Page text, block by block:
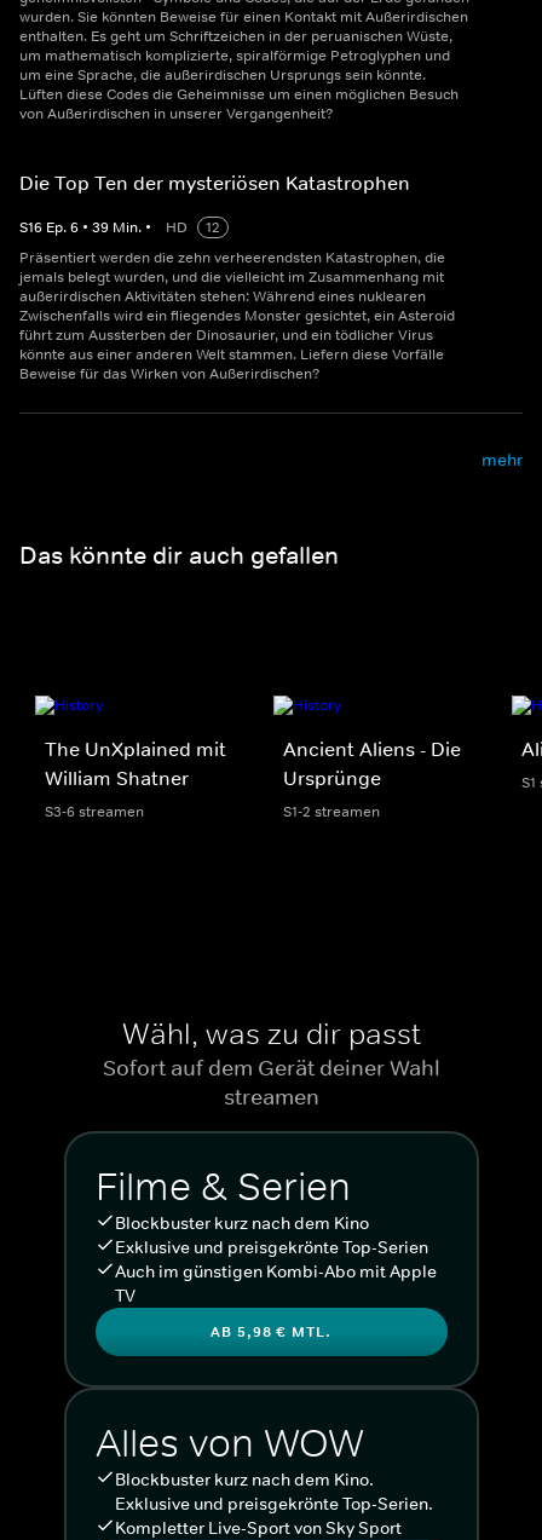
wurden. Sie könnten Beweise für einen Kontakt mit Außerirdischen
enthalten. Es geht um Schriftzeichen in der peruanischen Wüste,
um mathematisch komplizierte, spiralförmige Petroglyphen und
um eine Sprache, die außerirdischen Ursprungs sein könnte.
Lüften diese Codes die Geheimnisse um einen möglichen Besuch
von Außerirdischen in unserer Vergangenheit?
Die Top Ten der mysteriösen Katastrophen
S16 Ep.6 • 39 Min. • HD
12
Präsentiert werden die zehn verheerendsten Katastrophen, die
jemals belegt wurden, und die vielleicht im Zusammenhang mit
außerirdischen Aktivitäten stehen: Während eines nuklearen
Zwischenfalls wird ein fliegendes Monster gesichtet, ein Asteroid
führt zum Aussterben der Dinosaurier, und ein tödlicher Virus
könnte aus einer anderen Welt stammen. Liefern diese Vorfälle
Beweise für das Wirken von Außerirdischen?
mehr
Das könnte dir auch gefallen
The UnXplained mit
William Shatner
S3-6 streamen
Ancient Aliens - Die
Ursprünge
S1-2 streamen
Wähl, was zu dir passt
Sofort auf dem Gerät deiner Wahl
streamen
Filme & Serien
Blockbuster kurz nach dem Kino
Exklusive und preisgekrönte Top-Serien
Auch im günstigen Kombi-Abo mit Apple
TV
AB 5,98 € MTL.
Alles von WOW
Blockbuster kurz nach dem Kino.
Exklusive und preisgekrönte Top-Serien.
Kompletter Live-Sport von Sky Sport